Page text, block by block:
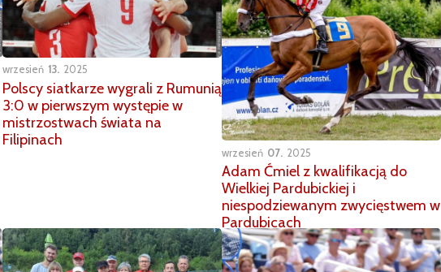
wrzesień 13 2025
Polscy siatkarze wygrali z Rumunią
3:0 w pierwszym występie w
mistrzostwach świata na
Filipinach
wrzesień 07 2025
Adam Ćmiel z kwalifikacją do
Wielkiej Pardubickiej i
niespodziewanym zwycięstwem w
Pardubicach